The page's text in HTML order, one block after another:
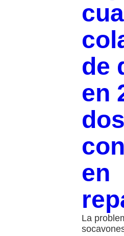
de
en
dos
en
La